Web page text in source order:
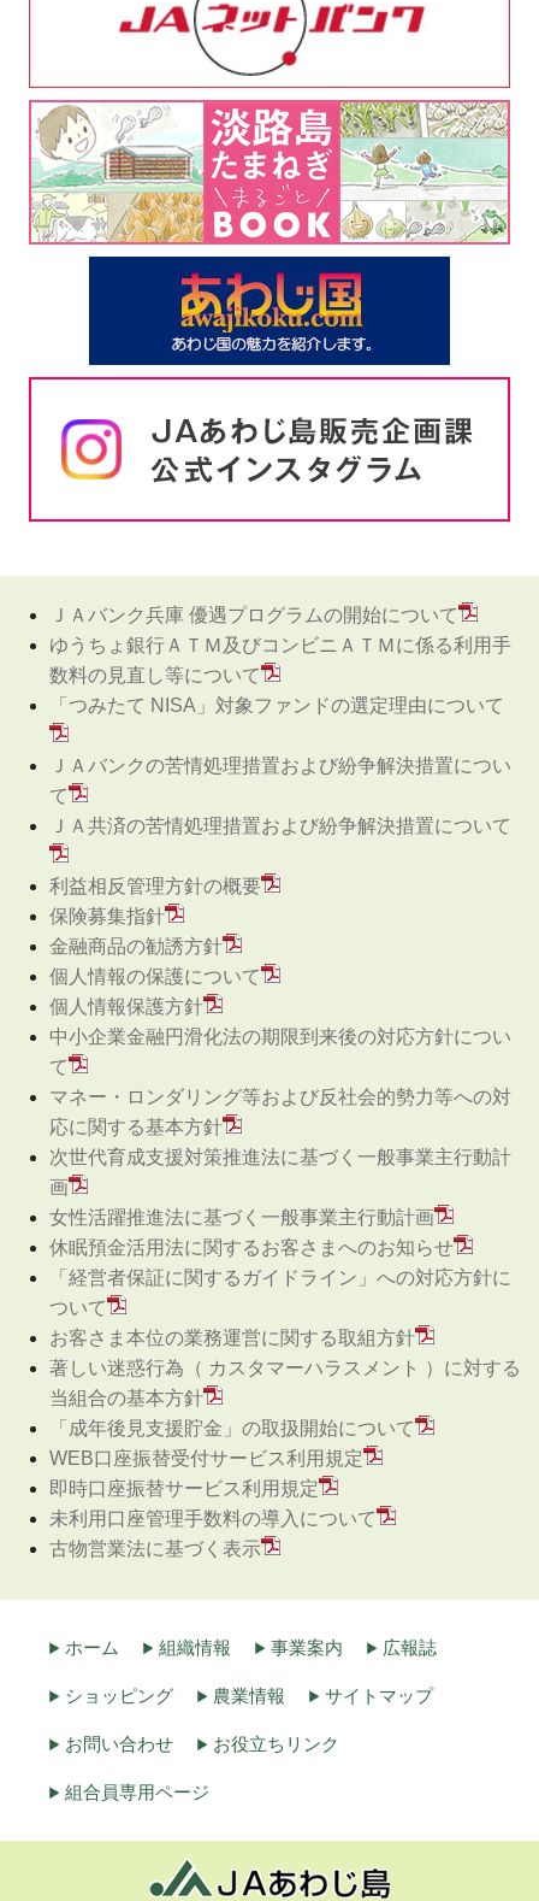
ＪＡバンク兵庫 優遇プログラムの開始について
ゆうちょ銀行ＡＴＭ及びコンビニＡＴＭに係る利用手
数料の見直し等について
「つみたて NISA」対象ファンドの選定理由について
ＪＡバンクの苦情処理措置および紛争解決措置につい
て
ＪＡ共済の苦情処理措置および紛争解決措置について
利益相反管理方針の概要
保険募集指針
金融商品の勧誘方針
個人情報の保護について
個人情報保護方針
中小企業金融円滑化法の期限到来後の対応方針につい
て
マネー・ロンダリング等および反社会的勢力等への対
応に関する基本方針
次世代育成支援対策推進法に基づく一般事業主行動計
画
女性活躍推進法に基づく一般事業主行動計画
休眠預金活用法に関するお客さまへのお知らせ
「経営者保証に関するガイドライン」への対応方針に
ついて
お客さま本位の業務運営に関する取組方針
著しい迷惑行為（ カスタマーハラスメント ）に対する
当組合の基本方針
「成年後見支援貯金」の取扱開始について
WEB口座振替受付サービス利用規定
即時口座振替サービス利用規定
未利用口座管理手数料の導入について
古物営業法に基づく表示
ホーム 組織情報 事業案内 広報誌
ショッピング 農業情報 サイトマップ
お問い合わせ お役立ちリンク
組合員専用ページ